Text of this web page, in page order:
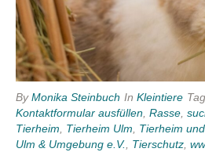
ByMonika Steinbuch In Kleintiere
Kontaktformular ausfüllen, Rasse,
Tierheim, Tierheim Ulm, Tierheim
Ulm & Umgebung e.V., Tierschutz,